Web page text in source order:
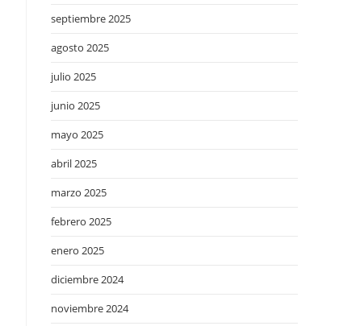
septiembre 2025
agosto 2025
julio 2025
junio 2025
mayo 2025
abril 2025
marzo 2025
febrero 2025
enero 2025
diciembre 2024
noviembre 2024